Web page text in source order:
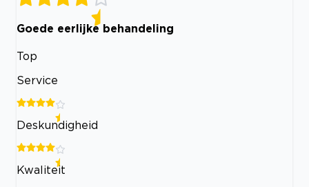
Goede eerlijke behandeling
Top
Service
Deskundigheid
Kwaliteit